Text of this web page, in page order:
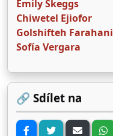
Emily Skeggs
Chiwetel Ejiofor
Golshifteh Farahani
Sofía Vergara
🔗 Sdílet na